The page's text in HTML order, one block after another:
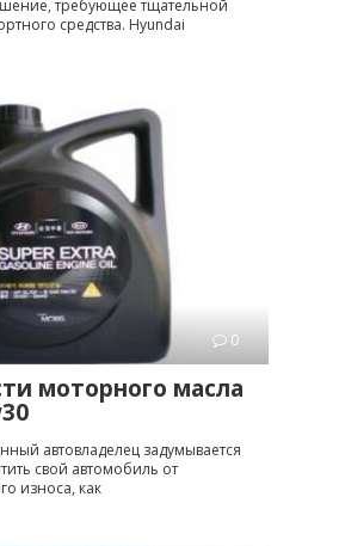
требующее тщательной
средства. Hyundai
0
моторного масла
автовладелец задумывается
свой автомобиль от
износа, как